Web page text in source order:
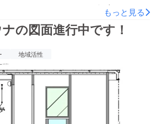
さまへのメッセージをご紹介します。
な活動を行っておりますが、今回つく
るお寺にしていくために、何ができる
思いが詰まっています。どうかみなさ
げます。地域の方、また北海道のサウ
意しております。返礼品で旭川を感じ
寺スのメンバーになるなど、いろいろ
ひごらんください。
もっと見る
の図面進行中です！
地域活性